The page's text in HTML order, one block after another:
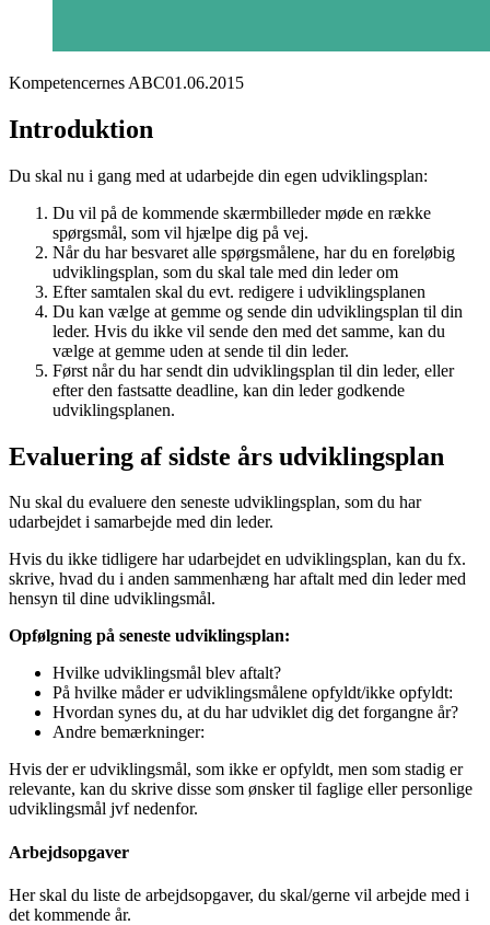
Kompetencernes ABC01.06.2015
Introduktion
Du skal nu i gang med at udarbejde din egen udviklingsplan:
Du vil på de kommende skærmbilleder møde en række
spørgsmål, som vil hjælpe dig på vej.
Når du har besvaret alle spørgsmålene, har du en foreløbig
udviklingsplan, som du skal tale med din leder om
Efter samtalen skal du evt. redigere i udviklingsplanen
Du kan vælge at gemme og sende din udviklingsplan til din
leder. Hvis du ikke vil sende den med det samme, kan du
vælge at gemme uden at sende til din leder.
Først når du har sendt din udviklingsplan til din leder, eller
efter den fastsatte deadline, kan din leder godkende
udviklingsplanen.
Evaluering af sidste års udviklingsplan
Nu skal du evaluere den seneste udviklingsplan, som du har
udarbejdet i samarbejde med din leder.
Hvis du ikke tidligere har udarbejdet en udviklingsplan, kan du fx.
skrive, hvad du i anden sammenhæng har aftalt med din leder med
hensyn til dine udviklingsmål.
Opfølgning på seneste udviklingsplan:
Hvilke udviklingsmål blev aftalt?
På hvilke måder er udviklingsmålene opfyldt/ikke opfyldt:
Hvordan synes du, at du har udviklet dig det forgangne år?
Andre bemærkninger:
Hvis der er udviklingsmål, som ikke er opfyldt, men som stadig er
relevante, kan du skrive disse som ønsker til faglige eller personlige
udviklingsmål jvf nedenfor.
Arbejdsopgaver
Her skal du liste de arbejdsopgaver, du skal/gerne vil arbejde med i
det kommende år.